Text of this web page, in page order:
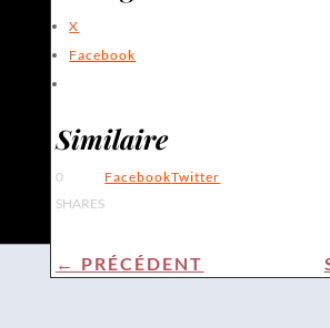
X
Facebook
Similaire
0
SHARES
FacebookTwitter
← PRÉCÉDENT